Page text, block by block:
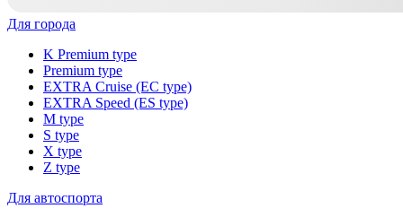
Для города
K Premium type
Premium type
EXTRA Cruise (EC type)
EXTRA Speed (ES type)
M type
S type
X type
Z type
Для автоспорта